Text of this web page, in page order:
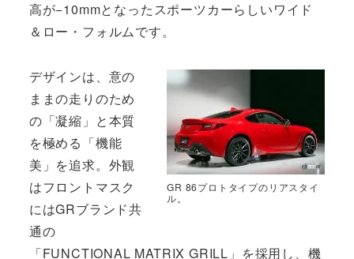
高が−10mmとなったスポーツカーらしいワイド
＆ロー・フォルムです。
GR 86プロトタイプのリアスタイ
ル。
デザインは、意の
ままの走りのため
の「凝縮」と本質
を極める「機能
美」を追求。外観
はフロントマスク
にはGRブランド共
通の
「FUNCTIONAL MATRIX GRILL」を採用し、機